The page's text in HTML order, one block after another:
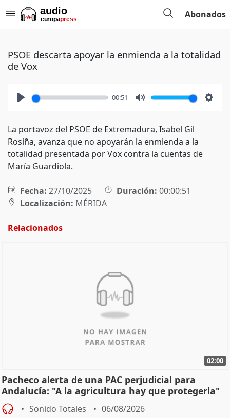
Abonados
PSOE descarta apoyar la enmienda a la totalidad
de Vox
00:51
La portavoz del PSOE de Extremadura, Isabel Gil
Rosiña, avanza que no apoyarán la enmienda a la
totalidad presentada por Vox contra la cuentas de
María Guardiola.
Fecha: 27/10/2025 Duración: 00:00:51
Localización: MÉRIDA
Relacionados
02:00
Pacheco alerta de una PAC perjudicial para
Andalucía: "A la agricultura hay que protegerla"
Sonido Totales 06/08/2026